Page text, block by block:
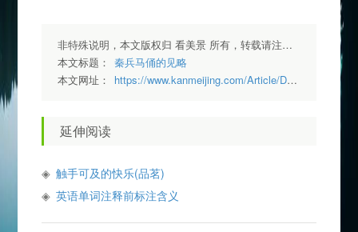
非特殊说明，本文版权归 看美景 所有，转载请注明出处.
本文标题：
秦兵马俑的见略
本文网址：
https://www.kanmeijing.com/Article/Detail/36
延伸阅读
触手可及的快乐(品茗)
英语单词注释前标注含义